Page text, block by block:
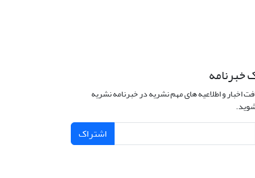
خبرنامه
اخبار و اطلاعیه های مهم نشریه در خبرنامه نشریه
اشتراک